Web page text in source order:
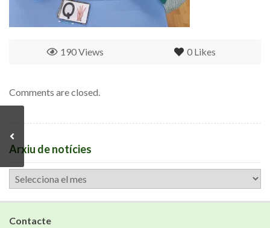
0 Likes
190 Views
Comments are closed.
Arxiu de notícies
Arxiu
de
notícies
Contacte